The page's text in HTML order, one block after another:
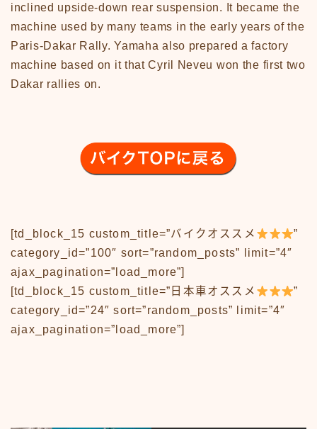
おもちゃ80-89
おもちゃその他
アニメ
アニメ50-59
アニメ60-69
サンプルページ
テレビ番組80-89
デモプリセット記事 #1
バイク
バイク60-69
バイク70-79
バイク80-89
inclined upside-down rear suspension. It became the
machine used by many teams in the early years of the
Paris-Dakar Rally. Yamaha also prepared a factory
machine based on it that Cyril Neveu won the first two
Dakar rallies on.
[td_block_15 custom_title=”バイクオススメ
”
category_id=”100″ sort=”random_posts” limit=”4″
ajax_pagination=”load_more”]
[td_block_15 custom_title=”日本車オススメ
”
category_id=”24″ sort=”random_posts” limit=”4″
ajax_pagination=”load_more”]